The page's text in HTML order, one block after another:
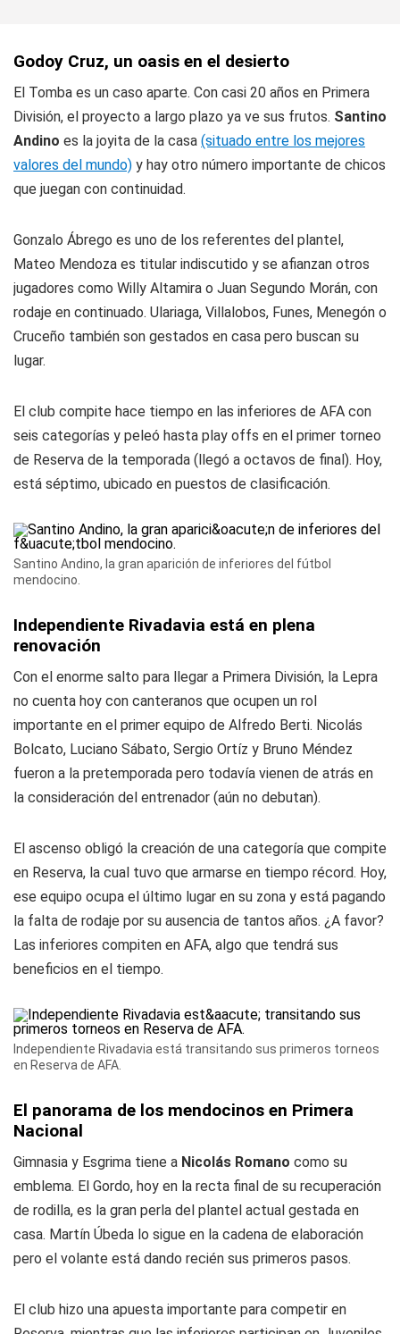
Godoy Cruz, un oasis en el desierto
El Tomba es un caso aparte. Con casi 20 años en Primera
División, el proyecto a largo plazo ya ve sus frutos. Santino
Andino es la joyita de la casa (situado entre los mejores
valores del mundo) y hay otro número importante de chicos
que juegan con continuidad.
Gonzalo Ábrego es uno de los referentes del plantel,
Mateo Mendoza es titular indiscutido y se afianzan otros
jugadores como Willy Altamira o Juan Segundo Morán, con
rodaje en continuado. Ulariaga, Villalobos, Funes, Menegón o
Cruceño también son gestados en casa pero buscan su
lugar.
El club compite hace tiempo en las inferiores de AFA con
seis categorías y peleó hasta play offs en el primer torneo
de Reserva de la temporada (llegó a octavos de final). Hoy,
está séptimo, ubicado en puestos de clasificación.
Santino Andino, la gran aparición de inferiores del fútbol
mendocino.
Independiente Rivadavia está en plena
renovación
Con el enorme salto para llegar a Primera División, la Lepra
no cuenta hoy con canteranos que ocupen un rol
importante en el primer equipo de Alfredo Berti. Nicolás
Bolcato, Luciano Sábato, Sergio Ortíz y Bruno Méndez
fueron a la pretemporada pero todavía vienen de atrás en
la consideración del entrenador (aún no debutan).
El ascenso obligó la creación de una categoría que compite
en Reserva, la cual tuvo que armarse en tiempo récord. Hoy,
ese equipo ocupa el último lugar en su zona y está pagando
la falta de rodaje por su ausencia de tantos años. ¿A favor?
Las inferiores compiten en AFA, algo que tendrá sus
beneficios en el tiempo.
Independiente Rivadavia está transitando sus primeros torneos
en Reserva de AFA.
El panorama de los mendocinos en Primera
Nacional
Gimnasia y Esgrima tiene a Nicolás Romano como su
emblema. El Gordo, hoy en la recta final de su recuperación
de rodilla, es la gran perla del plantel actual gestada en
casa. Martín Úbeda lo sigue en la cadena de elaboración
pero el volante está dando recién sus primeros pasos.
El club hizo una apuesta importante para competir en